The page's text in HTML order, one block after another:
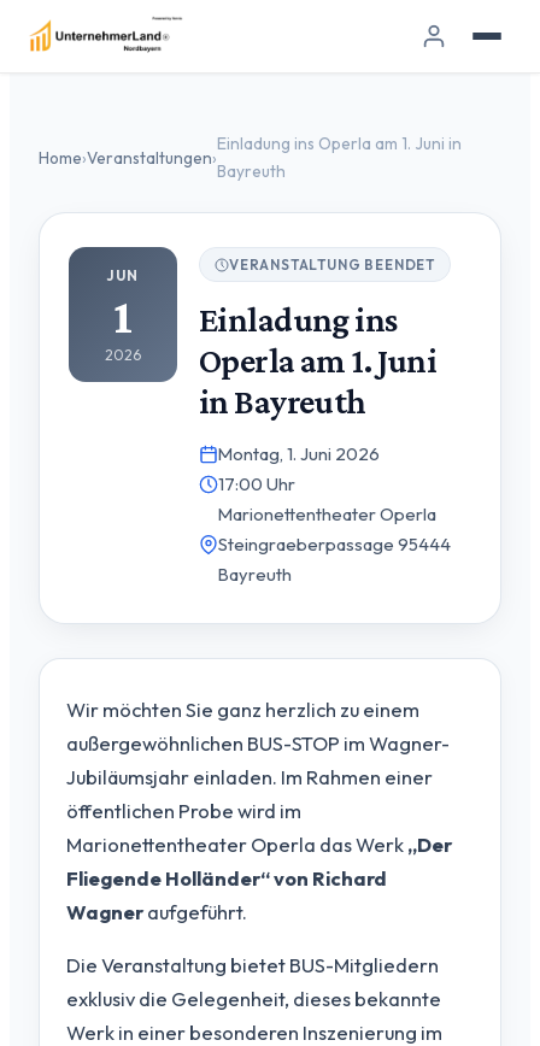
Home›Veranstaltungen›
Einladung ins Operla am 1. Juni in
Bayreuth
JUN
1
2026
VERANSTALTUNG BEENDET
Einladung ins
Operla am 1. Juni
in Bayreuth
Montag, 1. Juni 2026
17:00 Uhr
Marionettentheater Operla
Steingraeberpassage 95444
Bayreuth
Wir möchten Sie ganz herzlich zu einem
außergewöhnlichen BUS-STOP im Wagner-
Jubiläumsjahr einladen. Im Rahmen einer
öffentlichen Probe wird im
Marionettentheater Operla das Werk „Der
Fliegende Holländer“ von Richard
Wagneraufgeführt.
Die Veranstaltung bietet BUS-Mitgliedern
exklusiv die Gelegenheit, dieses bekannte
Werk in einer besonderen Inszenierung im